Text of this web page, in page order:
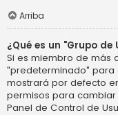
Arriba
¿Qué es un "Grupo
Si es miembro de más
"predeterminado" para
mostrará por defecto
permisos para
Panel de Control de